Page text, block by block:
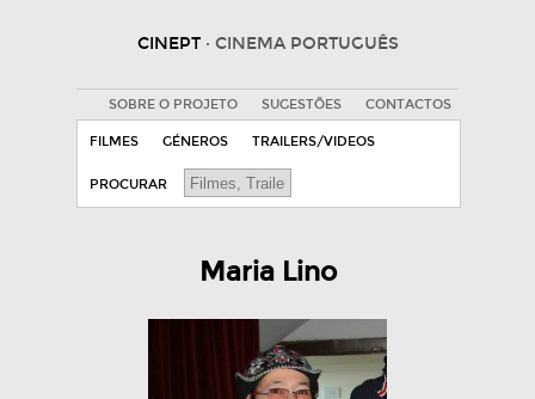
CINEPT · CINEMA PORTUGUÊS
SOBRE O PROJETO SUGESTÕES CONTACTOS
FILMES GÉNEROS TRAILERS/VIDEOS
PROCURAR
Maria Lino